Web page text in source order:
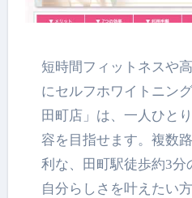
短時間フィットネスや高濃度水素吸入、さら
にセルフホワイトニン
田町店」は、一人ひと
容を目指せます。複数
利な、田町駅徒歩約3分
自分らしさを叶えたい